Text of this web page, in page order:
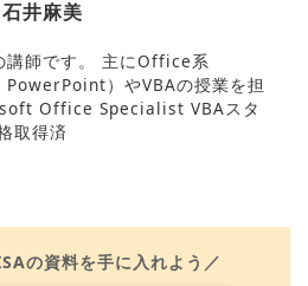
石井麻美
講師です。 主にOffice系
）やVBAの授業を担
Office Specialist VBAスタ
取得済
の資料を手に入れよう／